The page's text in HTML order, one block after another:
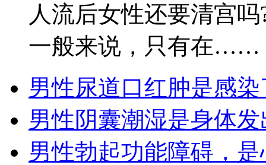
人流后女性还要清宫
一般来说，只有在……
男性尿道口红肿是感
男性阴囊潮湿是身体
男性勃起功能障碍，